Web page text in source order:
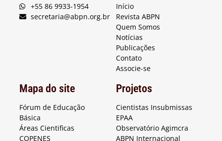
+55 86 9933-1954
secretaria@abpn.org.br
Início
Revista ABPN
Quem Somos
Notícias
Publicações
Contato
Associe-se
Mapa do site
Fórum de Educação
Básica
Áreas Cientificas
COPENES
Projetos
Cientistas Insubmissas
EPAA
Observatório Agimcra
ABPN Internacional